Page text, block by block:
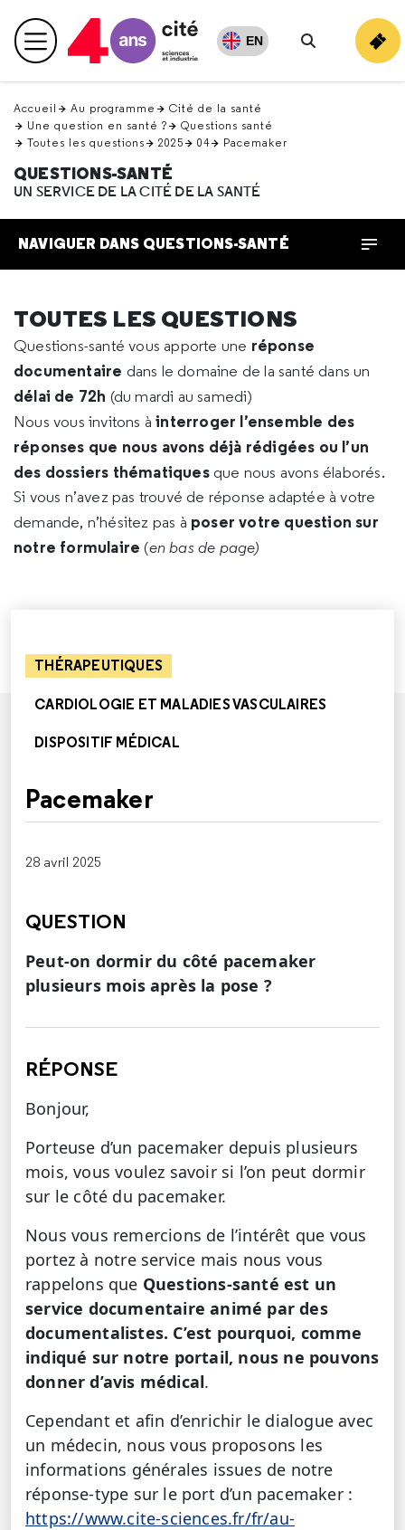
en
haut Menu principal EN
Rechercher
Accueil Au programme
Cité de la santé
Une question en santé ?
Questions santé
Toutes les questions
2025 04 Pacemaker
QUESTIONS-SANTÉ
UN SERVICE DE LA CITÉ DE LA SANTÉ
NAVIGUER DANS QUESTIONS-SANTÉ
TOUTES LES QUESTIONS
Questions-santé vous apporte une réponse
documentaire dans le domaine de la santé dans un
délai de 72h (du mardi au samedi)
Nous vous invitons àinterroger l’ensemble des
réponses que nous avons déjà rédigées ou l’un
des dossiers thématiques que nous avons élaborés.
Si vous n’avez pas trouvé de réponse adaptée à votre
demande, n’hésitez pas à poser votre question sur
notre formulaire (en bas de page)
THÉRAPEUTIQUES
CARDIOLOGIE ET MALADIES VASCULAIRES
DISPOSITIF MÉDICAL
Pacemaker
28 avril 2025
QUESTION
Peut-on dormir du côté pacemaker
plusieurs mois après la pose ?
RÉPONSE
Bonjour,
Porteuse d’un pacemaker depuis plusieurs
mois, vous voulez savoir si l’on peut dormir
sur le côté du pacemaker.
Nous vous remercions de l’intérêt que vous
portez à notre service mais nous vous
rappelons que Questions-santé est un
service documentaire animé par des
documentalistes. C’est pourquoi, comme
indiqué sur notre portail, nous ne pouvons
donner d’avis médical.
Cependant et afin d’enrichir le dialogue avec
un médecin, nous vous proposons les
informations générales issues de notre
réponse-type sur le port d’un pacemaker :
https://www.cite-sciences.fr/fr/au-